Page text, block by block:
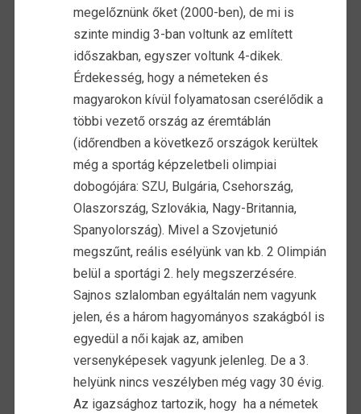
megelőznünk őket (2000-ben), de mi is
szinte mindig 3-ban voltunk az említett
időszakban, egyszer voltunk 4-dikek.
Érdekesség, hogy a németeken és
magyarokon kívül folyamatosan cserélődik a
többi vezető ország az éremtáblán
(időrendben a következő országok kerültek
még a sportág képzeletbeli olimpiai
dobogójára: SZU, Bulgária, Csehország,
Olaszország, Szlovákia, Nagy-Britannia,
Spanyolország). Mivel a Szovjetunió
megszűnt, reális esélyünk van kb. 2 Olimpián
belül a sportági 2. hely megszerzésére.
Sajnos szlalomban egyáltalán nem vagyunk
jelen, és a három hagyományos szakágból is
egyedül a női kajak az, amiben
versenyképesek vagyunk jelenleg. De a 3.
helyünk nincs veszélyben még vagy 30 évig.
Az igazsághoz tartozik, hogy ha a németek